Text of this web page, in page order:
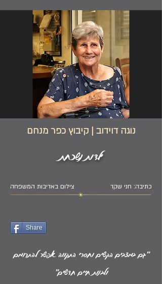
נוגה דוידוב | קיבוץ כפר מנחם
ילדות נשכחת
צילום באדיבות המשפחה כתיבה: חני שקד
Share
"גם במצבים הקשים וחסרי התקווה אפשר להתרומם
ולבנות חיים חדשים"